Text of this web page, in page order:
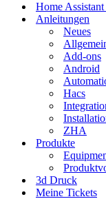
Home
Anleitungen
Neues
Add-ons
Android
Hacs
ZHA
Produkte
3d Druck
Meine Tickets